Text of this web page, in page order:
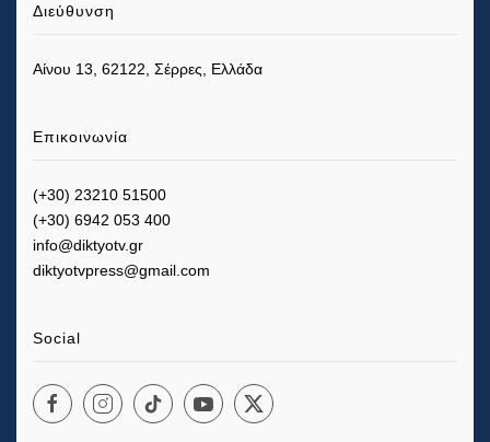
Διεύθυνση
Αίνου 13, 62122, Σέρρες, Ελλάδα
Επικοινωνία
(+30) 23210 51500
(+30) 6942 053 400
info@diktyotv.gr
diktyotvpress@gmail.com
Social